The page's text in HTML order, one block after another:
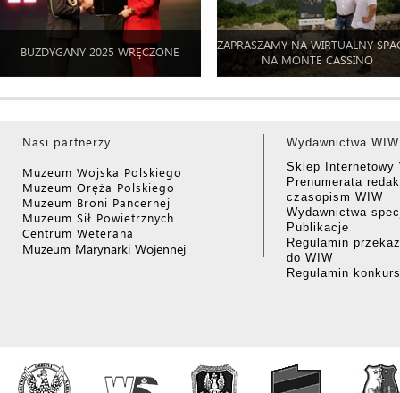
BUZDYGANY 2025 WRĘCZONE
ZAPRASZAMY NA WIRTUALNY
NA MONTE CASSINO
Nasi partnerzy
Muzeum Wojska Polskiego
Muzeum Oręża Polskiego
Muzeum Broni Pancernej
Muzeum Sił Powietrznych
Centrum Weterana
Muzeum Marynarki Wojennej
Wydawnictwa WIW
Sklep Internetowy
Prenumerata
czasopism WIW
Wydawnictwa
Publikacje
Regulamin
do WIW
Regulamin